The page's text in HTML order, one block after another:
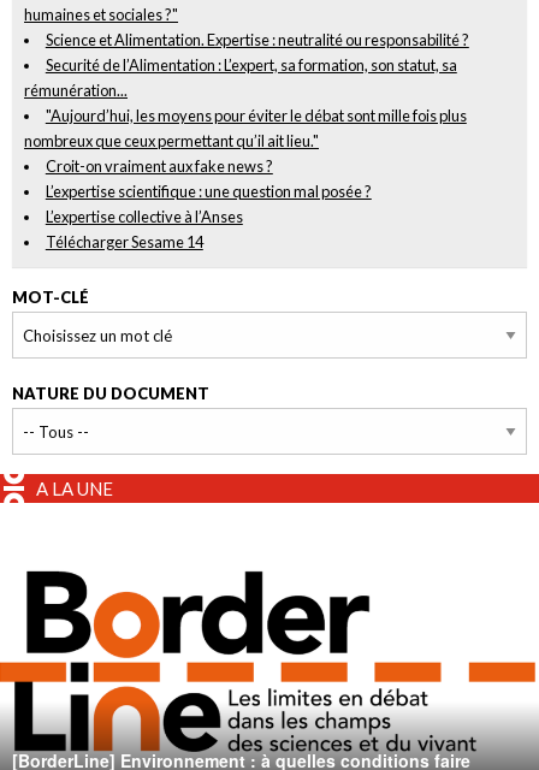
humaines et sociales ?"
Science et Alimentation. Expertise : neutralité ou responsabilité ?
Securité de l’Alimentation : L’expert, sa formation, son statut, sa
rémunération...
"Aujourd’hui, les moyens pour éviter le débat sont mille fois plus
nombreux que ceux permettant qu’il ait lieu."
Croit-on vraiment aux fake news ?
L’expertise scientifique : une question mal posée ?
L’expertise collective à l’Anses
Télécharger Sesame 14
MOT-CLÉ
NATURE DU DOCUMENT
A LA UNE
[BorderLine] Environnement : à quelles conditions faire